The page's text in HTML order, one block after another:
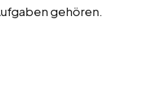
gehören.